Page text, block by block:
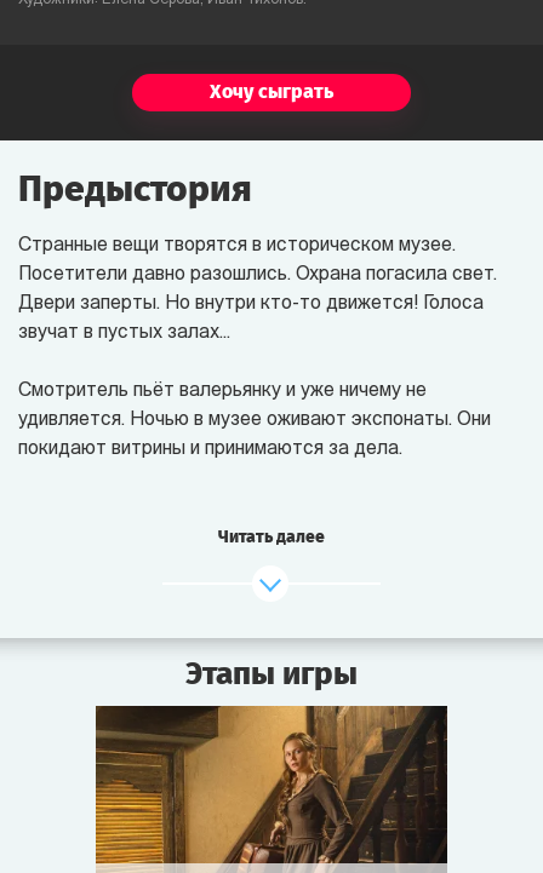
Хочу сыграть
Предыстория
Странные вещи творятся в историческом музее.
Посетители давно разошлись. Охрана погасила свет.
Двери заперты. Но внутри кто-то движется! Голоса
звучат в пустых залах...
Смотритель пьёт валерьянку и уже ничему не
удивляется. Ночью в музее оживают экспонаты. Они
покидают витрины и принимаются за дела.
подозрением косится на Миледи. Клеопатра борется с
женщины в истории. Иван Грозный и Екатерина Великая
царицей. Эрик Могучий вызвал на поединок Цезаря.
Потомственный многоженец Гарун-аль-Рашид снова
женился. А ворчливая мумия Хеопса плетёт интриги,
чтоб завладеть короной Египта.
квесте«Ночь в музее
» вы станете забавными
историческими персонажами и от души повеселитесь.
Читать далее
Этапы игры